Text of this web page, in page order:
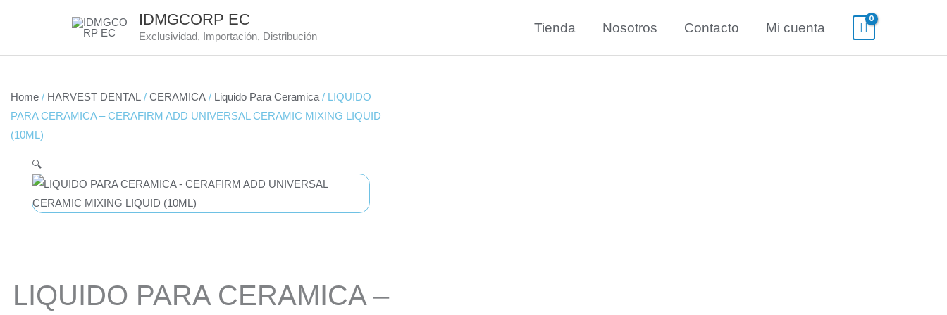
IDMGCORP EC
Exclusividad, Importación, Distribución
Tienda Nosotros Contacto Mi cuenta
Home / HARVEST DENTAL / CERAMICA / Liquido Para Ceramica / LIQUIDO
PARA CERAMICA – CERAFIRM ADD UNIVERSAL CERAMIC MIXING LIQUID
(10ML)
🔍
LIQUIDO PARA CERAMICA –